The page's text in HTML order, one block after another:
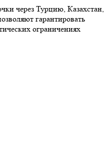
через Турцию, Казахстан,
гарантировать
ограничениях